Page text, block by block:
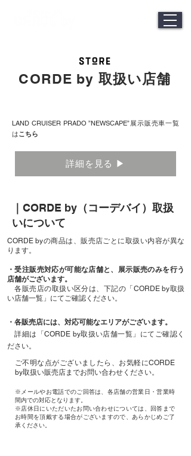
CORDE by 取扱い店舗
LAND CRUISER PRADO ”NEWSCAPE”展示販売車一覧
はこちら
詳細を見る ▶
CORDE by （コーデバイ）取扱
いについて
CORDE byの商品は、販売店ごとに取扱い内容が異な
ります。
・受注販売対応が可能な店舗と、展示販売のみを行う
店舗がございます。
各販売店の取扱い区分は、下記の「CORDE by取扱
い店舗一覧」にてご確認ください。
・各販売店には、対応可能なエリアがございます。
詳細は「CORDE by取扱い店舗一覧」にてご確認く
ださい。
ご不明な点がございましたら、お気軽にCORDE
by取扱い販売店までお問い合わせください。
※メールやお電話でのご回答は、各店舗の営業日・営業時
間内での対応となります。
※店休日にいただいたお問い合わせについては、回答まで
お時間を頂戴する場合がございますので、あらかじめご了
承ください。